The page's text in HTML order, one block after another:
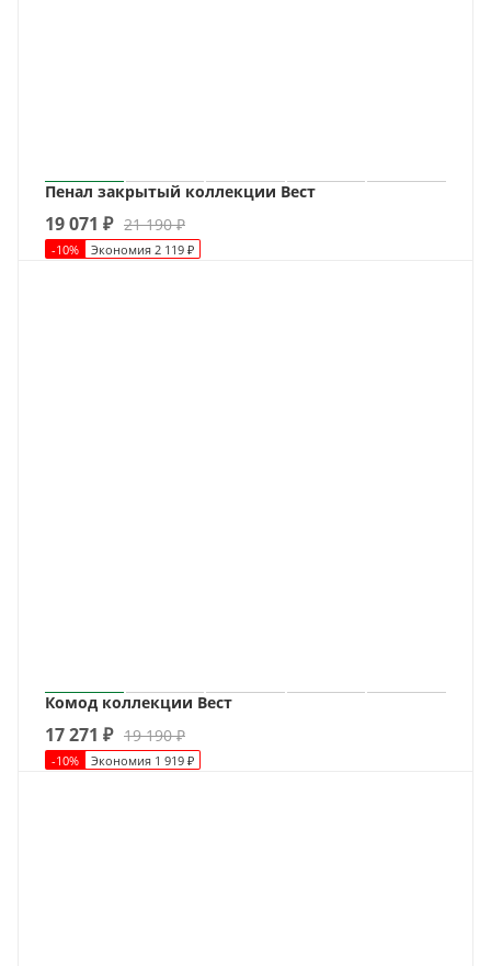
Пенал закрытый коллекции Вест
19 071 ₽ 21 190₽
-10% Экономия 2 119 ₽
Комод коллекции Вест
17 271 ₽ 19 190₽
-10% Экономия 1 919 ₽